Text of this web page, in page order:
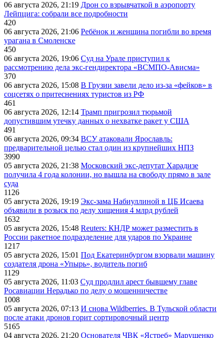
06 августа 2026, 21:19 Дрон со взрывчаткой в аэропорту
Лейпцига: собрали все подробности
420
06 августа 2026, 21:06 Ребёнок и женщина погибли во время
урагана в Смоленске
450
06 августа 2026, 19:06 Суд на Урале приступил к
рассмотрению дела экс-гендиректора «ВСМПО-Ависма»
370
06 августа 2026, 15:08 В Грузии завели дело из-за «фейков» в
соцсетях о притеснениях туристов из РФ
461
06 августа 2026, 12:14 Трамп пригрозил тюрьмой
допустившим утечку данных о нехватке ракет у США
491
06 августа 2026, 09:34 ВСУ атаковали Ярославль:
предварительной целью стал один из крупнейших НПЗ
3990
05 августа 2026, 21:38 Московский экс-депутат Харадизе
получила 4 года колонии, но вышла на свободу прямо в зале
суда
1126
05 августа 2026, 19:19 Экс-зама Набиуллиной в ЦБ Исаева
объявили в розыск по делу хищения 4 млрд рублей
1632
05 августа 2026, 15:48 Reuters: КНДР может разместить в
России ракетное подразделение для ударов по Украине
1217
05 августа 2026, 15:01 Под Екатеринбургом взорвали машину
создателя дрона «Упырь», водитель погиб
1129
05 августа 2026, 11:03 Суд продлил арест бывшему главе
Росавиации Нерадько по делу о мошенничестве
1008
05 августа 2026, 07:13 И снова Wildberries. В Тульской области
после атаки дронов горит сортировочный центр
5165
04 августа 2026, 21:20 Основателя ЧВК «Ястреб» Марущенко